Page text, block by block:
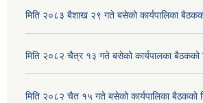
मिति २०८३ बैशाख २९ गते बसेको कार्यपालिका
मिति २०८२ चैत्र १३ गते बसेको कार्यपालका बैठकको
मिति २०८२ चैत १५ गते बसेको कार्यपालिका बैठकको